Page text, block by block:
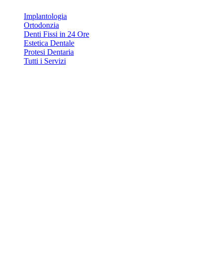
Implantologia
Ortodonzia
Denti Fissi in 24 Ore
Estetica Dentale
Protesi Dentaria
Tutti i Servizi